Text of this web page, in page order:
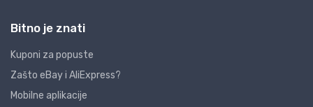
Bitno je znati
Kuponi za popuste
Zašto eBay i AliExpress?
Mobilne aplikacije